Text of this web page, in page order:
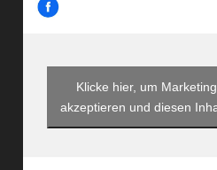
Klicke hier, um
akzeptieren und diesen